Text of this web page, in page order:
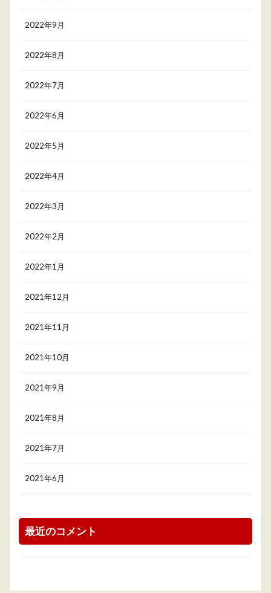
2022年9月
2022年8月
2022年7月
2022年6月
2022年5月
2022年4月
2022年3月
2022年2月
2022年1月
2021年12月
2021年11月
2021年10月
2021年9月
2021年8月
2021年7月
2021年6月
最近のコメント